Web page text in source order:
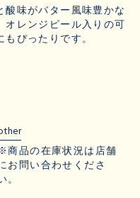
味がバター風味豊かな
レンジピール入りの可
ぴったりです。
商品の在庫状況は店舗
お問い合わせくださ
。